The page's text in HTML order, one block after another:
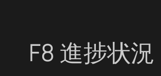
F8 進捗状況